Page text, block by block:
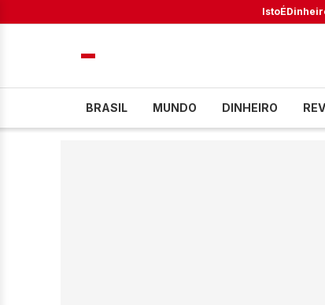
IstoÉ
BRASIL MUNDO DINHEIRO